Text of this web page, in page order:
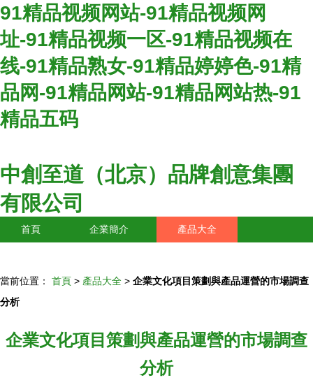
91精品视频网站-91精品视频网
址-91精品视频一区-91精品视频在
线-91精品熟女-91精品婷婷色-91精
品网-91精品网站-91精品网站热-91
精品五码
中創至道（北京）品牌創意集團
有限公司
首頁 企業簡介 產品大全
當前位置： 首頁 > 產品大全 > 企業文化項目策劃與產品運營的市場調查
分析
企業文化項目策劃與產品運營的市場調查
分析